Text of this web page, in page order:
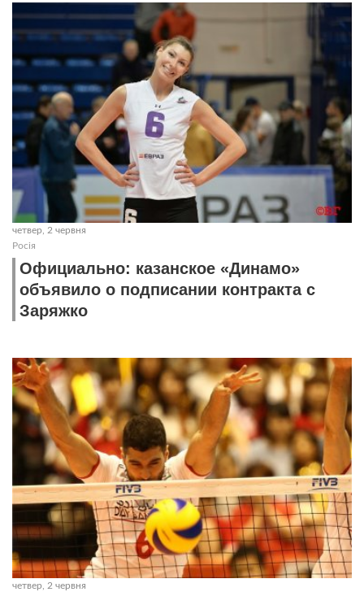
четвер, 2 червня
Росія
Официально: казанское «Динамо»
объявило о подписании контракта с
Заряжко
четвер, 2 червня